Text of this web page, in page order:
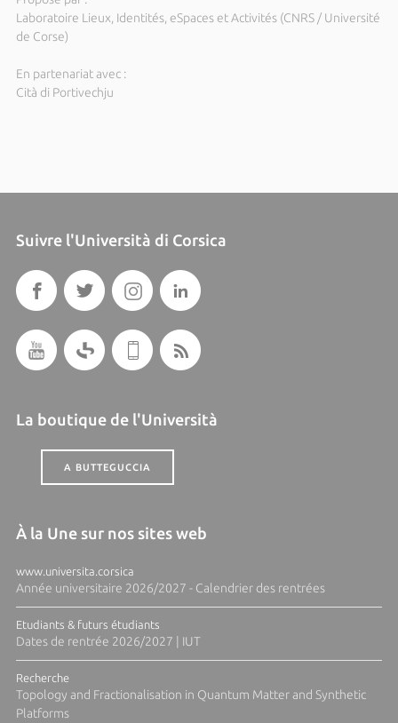
Laboratoire Lieux, Identités, eSpaces et Activités (CNRS / Université
de Corse)
En partenariat avec :
Cità di Portivechju
Suivre l'Università di Corsica
La boutique de l'Università
A BUTTEGUCCIA
À la Une sur nos sites web
www.universita.corsica
Année universitaire 2026/2027 - Calendrier des rentrées
Etudiants & futurs étudiants
Dates de rentrée 2026/2027 | IUT
Recherche
Topology and Fractionalisation in Quantum Matter and Synthetic
Platforms